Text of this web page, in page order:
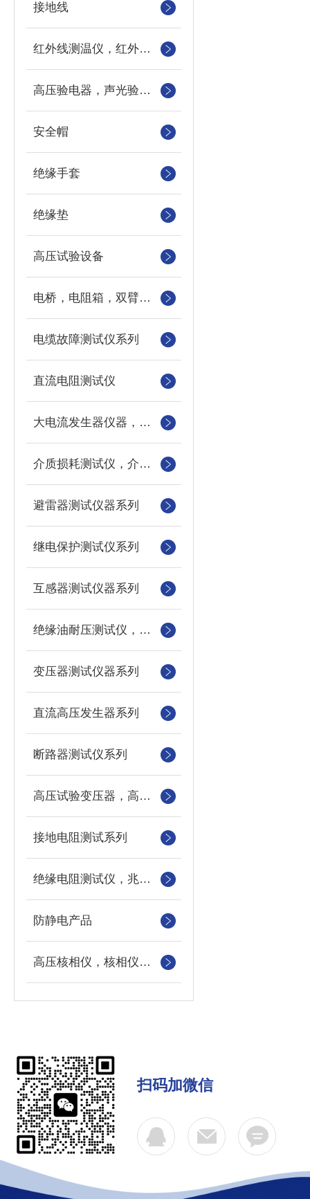
接地线
红外线测温仪，红外测温仪，测温枪，测温计
高压验电器，声光验电器，语言验电器，直流验电器，高压验电笔
安全帽
绝缘手套
绝缘垫
高压试验设备
电桥，电阻箱，双臂电桥，单臂电桥，标准电阻
电缆故障测试仪系列
直流电阻测试仪
大电流发生器仪器，三相电流发生器，长时间大电流发生器
介质损耗测试仪，介损测试仪
避雷器测试仪器系列
继电保护测试仪系列
互感器测试仪器系列
绝缘油耐压测试仪，绝缘油介电强度测试仪，油杯
变压器测试仪器系列
直流高压发生器系列
断路器测试仪系列
高压试验变压器，高压测量仪，数字微安表
接地电阻测试系列
绝缘电阻测试仪，兆欧表，摇表，电动摇表
防静电产品
高压核相仪，核相仪，高压核相器，高压定向器
扫码加微信